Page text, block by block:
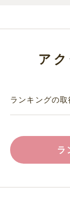
ア
ランキングの取
ラ